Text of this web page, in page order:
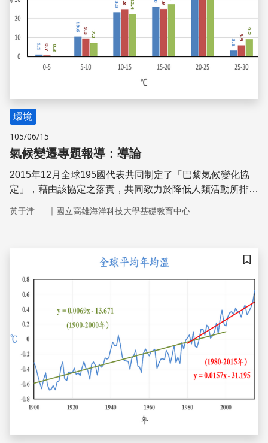
環境
105/06/15
氣候變遷專題報導：導論
2015年12月全球195國代表共同制定了「巴黎氣候變化協
定」，藉由該協定之落實，共同致力於降低人類活動所排放
現象日趨嚴峻﹖全球暖化相關氣候變遷之影響層面為何﹖與
黃于津 ｜ 國立高雄海洋科技大學基礎教育中心
儲存